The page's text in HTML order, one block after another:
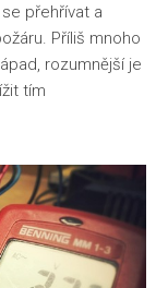
přehřívat a
Příliš mnoho
rozumnější je
tím